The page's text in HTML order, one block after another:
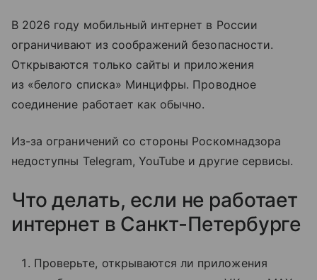
В 2026 году мобильный интернет в России
ограничивают из соображений безопасности.
Открываются только сайты и приложения
из «белого списка» Минцифры. Проводное
соединение работает как обычно.
Из-за ограничений со стороны Роскомнадзора
недоступны Telegram, YouTube и другие сервисы.
Что делать, если не работает
интернет в Санкт-Петербурге
Проверьте, открываются ли приложения